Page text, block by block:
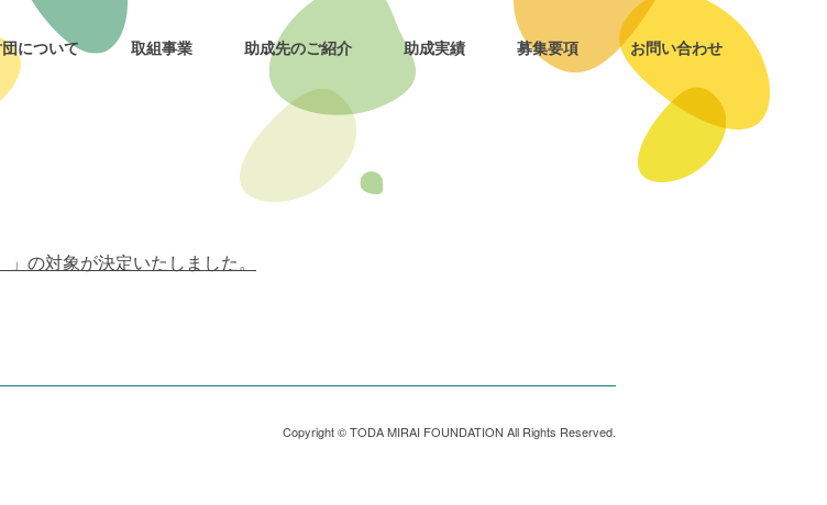
について 取組事業 助成先のご紹介 助成実績 募集要項 お問い合わせ
決定いたしました。
の対象が決定いたしました。
Copyright © TODA MIRAI FOUNDATION All Rights Reserved.